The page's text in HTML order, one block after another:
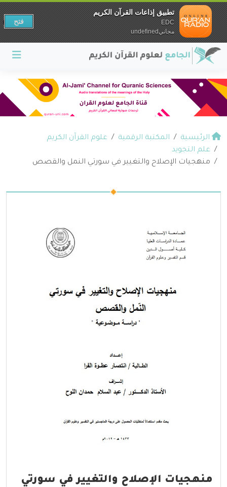
الرئيسية المكتبة الرقمية
علوم القرآن الكريم
علم التجويد
منهجيات الإصلاح والتغيير في سورتي النمل والقصص
منهجيات الإصلاح والتغيير في سورتي
تطبيق إذاعات القرآن الكريم
EDC
مجانيundefined
فتح